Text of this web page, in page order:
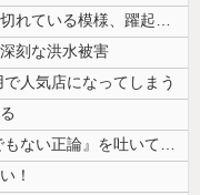
今年の防衛白書にメディアが何故かブチ切れている模様、躍起になって批判す...
刻な洪水被害
人気店になってしまう
【画像】 全身入れ墨の彫り師、『とんでもない正論』を吐いて30万再生さ...
！